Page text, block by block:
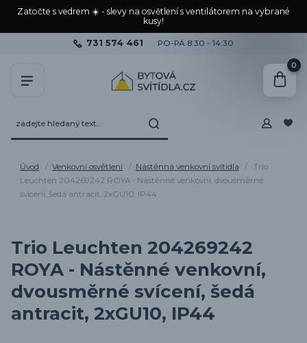
Zatočte s vedrem ☀️ - slevy na osvětlení s ventilátorem na vybrané
kusy!
731 574 461 PO-PÁ 8:30 - 14:30
0
Úvod Venkovní osvětlení Nástěnná venkovní svítidla
Trio
Leuchten 204269242 ROYA - Nástěnné venkovní, dvousměrné
svícení, šedá antracit, 2xGU10, IP44
Trio Leuchten 204269242
ROYA - Nástěnné venkovní,
dvousměrné svícení, šedá
antracit, 2xGU10, IP44